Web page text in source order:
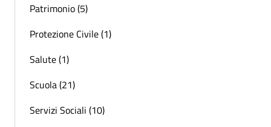
Patrimonio (5)
Protezione Civile (1)
Salute (1)
Scuola (21)
Servizi Sociali (10)